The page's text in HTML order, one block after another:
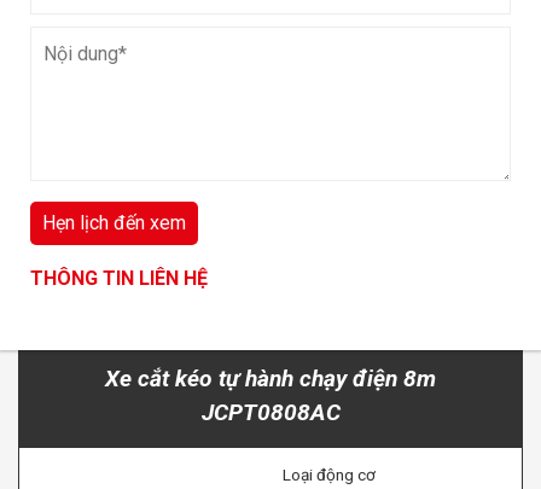
Xe cắt kéo tự hành chạy điện 8m
JCPT0808AC
Loại động cơ
THÔNG TIN LIÊN HỆ
THÔNG TIN LIÊN HỆ
THÔNG TIN LIÊN HỆ